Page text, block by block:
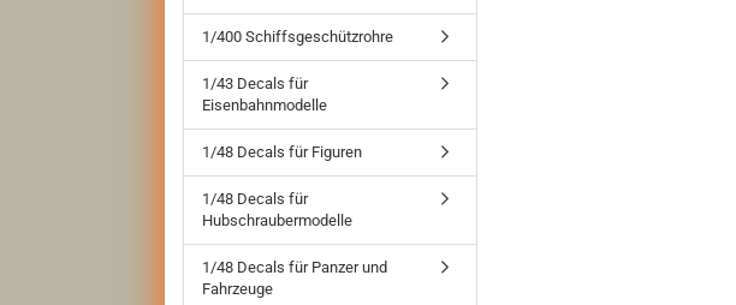
1/400 Schiffsgeschützrohre
1/43 Decals für
Eisenbahnmodelle
1/48 Decals für Figuren
1/48 Decals für
Hubschraubermodelle
1/48 Decals für Panzer und
Fahrzeuge